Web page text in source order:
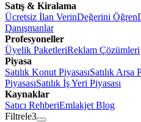
Satış & Kiralama
Ücretsiz İlan VerinDeğerini Öğren
Danışmanlar
Profesyoneller
Üyelik PaketleriReklam Çözümleri
Piyasa
Satılık Konut PiyasasıSatılık Arsa
PiyasasıSatılık İş Yeri Piyasası
Kaynaklar
Satıcı RehberiEmlakjet Blog
Filtrele3